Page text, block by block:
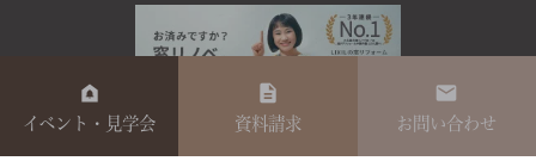
イベント・見学会 資料請求 お問い合わせ